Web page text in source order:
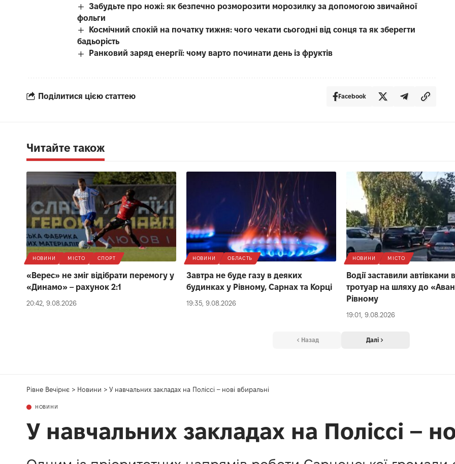
Забудьте про ножі: як безпечно розморозити морозилку за допомогою звичайної
фольги
Космічний спокій на початку тижня: чого чекати сьогодні від сонця та як зберегти
бадьорість
Ранковий заряд енергії: чому варто починати день із фруктів
Поділитися цією статтею Facebook
Читайте також
НОВИНИ МІСТО СПОРТ
«Верес» не зміг відібрати перемогу у
«Динамо» – рахунок 2:1
20:42, 9.08.2026
НОВИНИ ОБЛАСТЬ
Завтра не буде газу в деяких
будинках у Рівному, Сарнах та Корці
19:35, 9.08.2026
НОВИНИ МІСТО
Водії заставили автівками
тротуар на шляху до
Рівному
19:01, 9.08.2026
Назад Далі
Рівне Вечірнє > Новини > У навчальних закладах на Поліссі – нові вбиральні
НОВИНИ
У навчальних закладах на Поліссі –